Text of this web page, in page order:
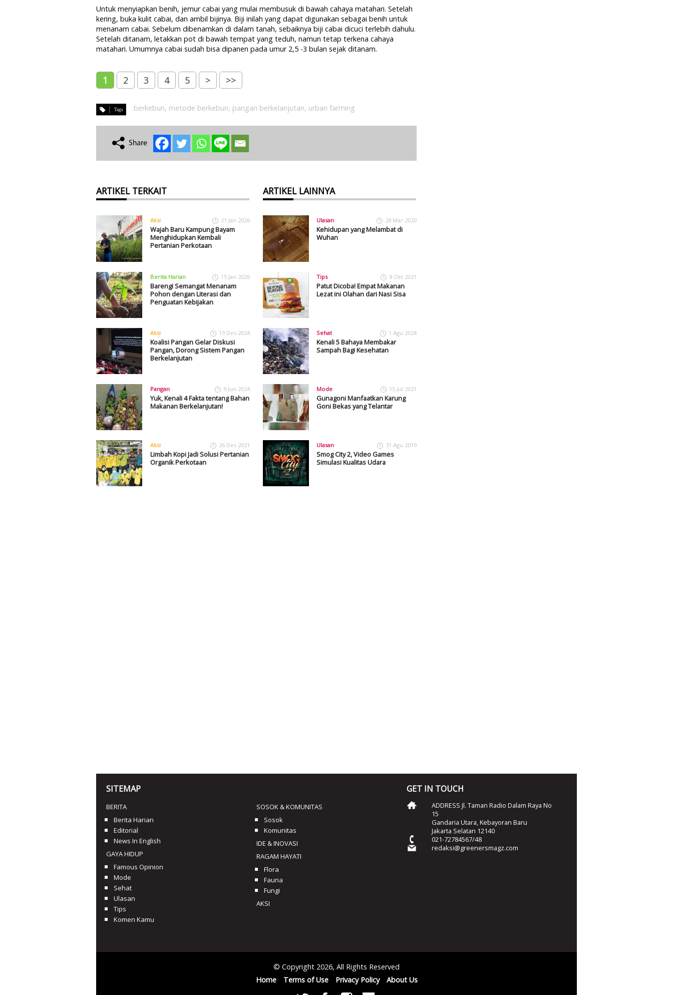
Untuk menyiapkan benih, jemur cabai yang mulai membusuk di bawah cahaya matahari. Setelah
kering, buka kulit cabai, dan ambil bijinya. Biji inilah yang dapat digunakan sebagai benih untuk
menanam cabai. Sebelum dibenamkan di dalam tanah, sebaiknya biji cabai dicuci terlebih dahulu.
Setelah ditanam, letakkan pot di bawah tempat yang teduh, namun tetap terkena cahaya
matahari. Umumnya cabai sudah bisa dipanen pada umur 2,5 -3 bulan sejak ditanam.
1 2 3 4 5 > >>
berkebun, metode berkebun, pangan berkelanjutan, urban farming
ARTIKEL TERKAIT
Aksi 21 Jan 2026
Wajah Baru Kampung Bayam
Menghidupkan Kembali
Pertanian Perkotaan
Berita Harian 15 Jan 2026
Barengi Semangat Menanam
Pohon dengan Literasi dan
Penguatan Kebijakan
Aksi 19 Des 2024
Koalisi Pangan Gelar Diskusi
Pangan, Dorong Sistem Pangan
Berkelanjutan
Pangan 9 Jun 2024
Yuk, Kenali 4 Fakta tentang Bahan
Makanan Berkelanjutan!
Aksi 26 Des 2021
Limbah Kopi Jadi Solusi Pertanian
Organik Perkotaan
ARTIKEL LAINNYA
Ulasan 28 Mar 2020
Kehidupan yang Melambat di
Wuhan
Tips 8 Okt 2021
Patut Dicoba! Empat Makanan
Lezat ini Olahan dari Nasi Sisa
Sehat 1 Agu 2024
Kenali 5 Bahaya Membakar
Sampah Bagi Kesehatan
Mode 15 Jul 2021
Gunagoni Manfaatkan Karung
Goni Bekas yang Telantar
Ulasan 31 Agu 2019
Smog City 2, Video Games
Simulasi Kualitas Udara
SITEMAP
BERITA
Berita Harian
Editorial
News In English
GAYA HIDUP
Famous Opinion
Mode
Sehat
Ulasan
Tips
Komen Kamu
SOSOK & KOMUNITAS
Sosok
Komunitas
IDE & INOVASI
RAGAM HAYATI
Flora
Fauna
Fungi
AKSI
GET IN TOUCH
ADDRESS Jl. Taman Radio Dalam Raya No
15
Gandaria Utara, Kebayoran Baru
Jakarta Selatan 12140
021-72784567/48
redaksi@greenersmagz.com
© Copyright 2026, All Rights Reserved
Home
Terms of Use Privacy Policy About Us